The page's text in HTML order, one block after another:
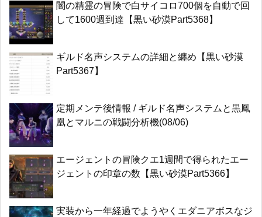
闇の精霊の冒険で白サイコロ700個を自動で回
して1600週到達【黒い砂漠Part5368】
ギルド名声システムの詳細と纏め【黒い砂漠
Part5367】
定期メンテ後情報 / ギルド名声システムと黒鳳
凰とマルニの戦闘分析機(08/06)
エージェントの冒険クエ1週間で得られたエー
ジェントの印章の数【黒い砂漠Part5366】
実装から一年経過でようやくエダニアボスなジ